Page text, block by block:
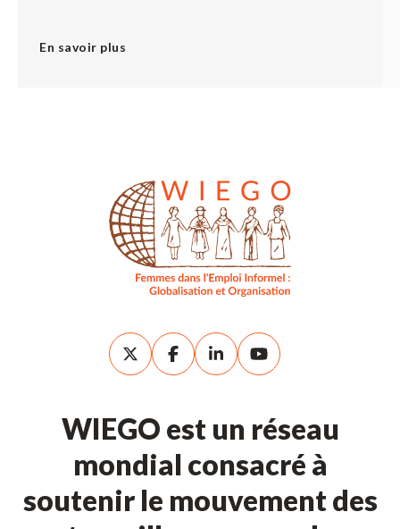
En savoir plus
WIEGO est un réseau
mondial consacré à
soutenir le mouvement des